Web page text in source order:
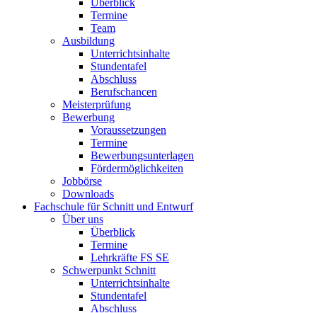
Überblick
Termine
Team
Ausbildung
Unterrichtsinhalte
Stundentafel
Abschluss
Berufschancen
Meisterprüfung
Bewerbung
Voraussetzungen
Termine
Bewerbungsunterlagen
Fördermöglichkeiten
Jobbörse
Downloads
Fachschule für Schnitt und Entwurf
Über uns
Überblick
Termine
Lehrkräfte FS SE
Schwerpunkt Schnitt
Unterrichtsinhalte
Stundentafel
Abschluss